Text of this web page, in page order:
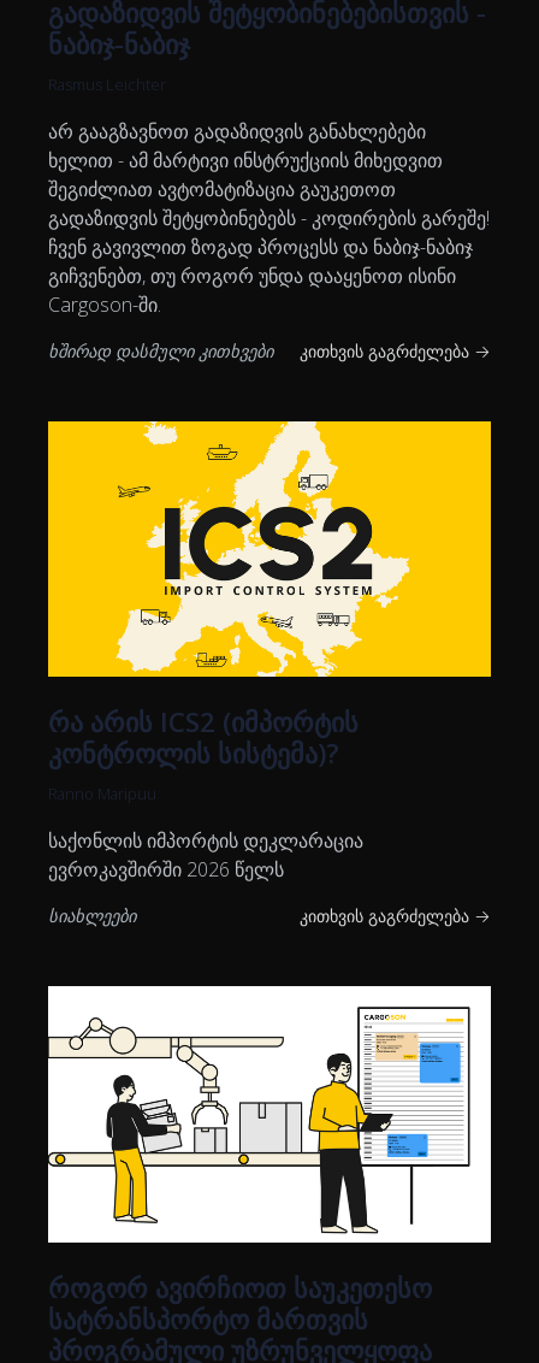
გადაზიდვის შეტყობინებებისთვის -
ნაბიჯ-ნაბიჯ
Rasmus Leichter
არ გააგზავნოთ გადაზიდვის განახლებები
ხელით - ამ მარტივი ინსტრუქციის მიხედვით
შეგიძლიათ ავტომატიზაცია გაუკეთოთ
გადაზიდვის შეტყობინებებს - კოდირების გარეშე!
ჩვენ გავივლით ზოგად პროცესს და ნაბიჯ-ნაბიჯ
გიჩვენებთ, თუ როგორ უნდა დააყენოთ ისინი
Cargoson-ში.
ხშირად დასმული კითხვები კითხვის გაგრძელება →
რა არის ICS2 (იმპორტის
კონტროლის სისტემა)?
Ranno Maripuu
საქონლის იმპორტის დეკლარაცია
ევროკავშირში 2026 წელს
სიახლეები კითხვის გაგრძელება →
როგორ ავირჩიოთ საუკეთესო
სატრანსპორტო მართვის
პროგრამული უზრუნველყოფა